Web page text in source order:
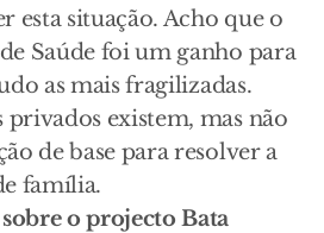
esta situação. Acho que o
Saúde foi um ganho para
as mais fragilizadas.
privados existem, mas não
de base para resolver a
família.
o projecto Bata